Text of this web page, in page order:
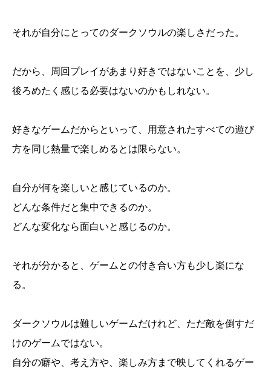
それが自分にとってのダークソウルの楽しさだった。
だから、周回プレイがあまり好きではないことを、少し
後ろめたく感じる必要はないのかもしれない。
好きなゲームだからといって、用意されたすべての遊び
方を同じ熱量で楽しめるとは限らない。
自分が何を楽しいと感じているのか。
どんな条件だと集中できるのか。
どんな変化なら面白いと感じるのか。
それが分かると、ゲームとの付き合い方も少し楽にな
る。
ダークソウルは難しいゲームだけれど、ただ敵を倒すだ
けのゲームではない。
自分の癖や、考え方や、楽しみ方まで映してくれるゲー